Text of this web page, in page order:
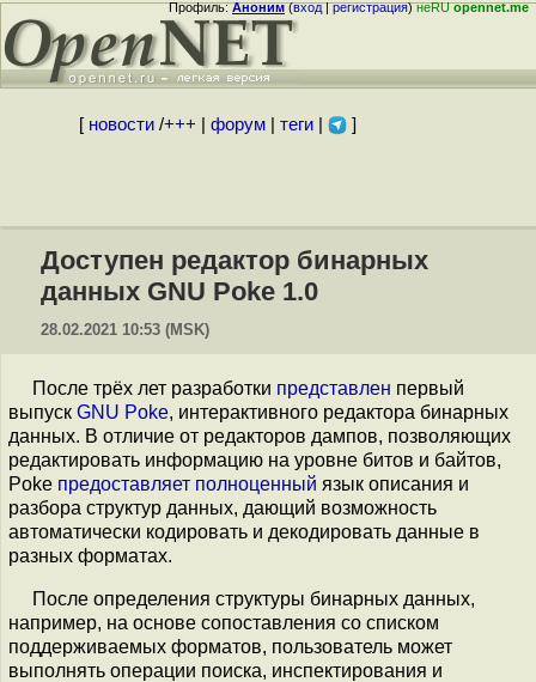
Профиль:Аноним(вход|регистрация)неRUopennet.me
[ новости/+++ форум| теги| ]
Доступен редактор бинарных
данных GNU Poke 1.0
28.02.2021 10:53 (MSK)
После трёх лет разработки представлен первый
выпуск GNU Poke, интерактивного редактора бинарных
данных. В отличие от редакторов дампов, позволяющих
редактировать информацию на уровне битов и байтов,
Poke предоставляет полноценный язык описания и
разбора структур данных, дающий возможность
автоматически кодировать и декодировать данные в
разных форматах.
После определения структуры бинарных данных,
например, на основе сопоставления со списком
поддерживаемых форматов, пользователь может
выполнять операции поиска, инспектирования и